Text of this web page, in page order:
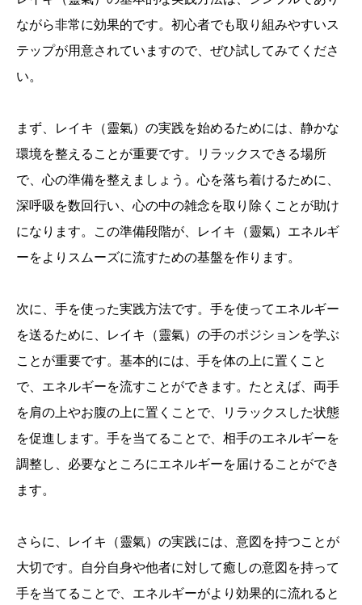
ながら非常に効果的です。初心者でも取り組みやすいス
テップが用意されていますので、ぜひ試してみてくださ
い。
まず、レイキ（靈氣）の実践を始めるためには、静かな
環境を整えることが重要です。リラックスできる場所
で、心の準備を整えましょう。心を落ち着けるために、
深呼吸を数回行い、心の中の雑念を取り除くことが助け
になります。この準備段階が、レイキ（靈氣）エネルギ
ーをよりスムーズに流すための基盤を作ります。
次に、手を使った実践方法です。手を使ってエネルギー
を送るために、レイキ（靈氣）の手のポジションを学ぶ
ことが重要です。基本的には、手を体の上に置くこと
で、エネルギーを流すことができます。たとえば、両手
を肩の上やお腹の上に置くことで、リラックスした状態
を促進します。手を当てることで、相手のエネルギーを
調整し、必要なところにエネルギーを届けることができ
ます。
さらに、レイキ（靈氣）の実践には、意図を持つことが
大切です。自分自身や他者に対して癒しの意図を持って
手を当てることで、エネルギーがより効果的に流れると